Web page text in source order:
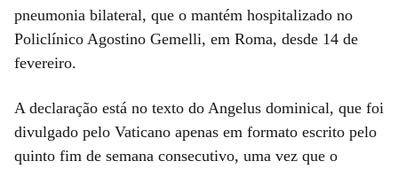
pneumonia bilateral, que o mantém hospitalizado no
Policlínico Agostino Gemelli, em Roma, desde 14 de
fevereiro.
A declaração está no texto do Angelus dominical, que foi
divulgado pelo Vaticano apenas em formato escrito pelo
quinto fim de semana consecutivo, uma vez que o